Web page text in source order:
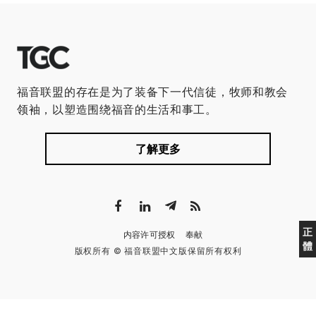
正
體
福音联盟的存在是为了装备下一代信徒，牧师和教会
领袖，以塑造围绕福音的生活和事工。
了解更多
内容许可授权
奉献
版权所有 © 福音联盟中文版保留所有权利